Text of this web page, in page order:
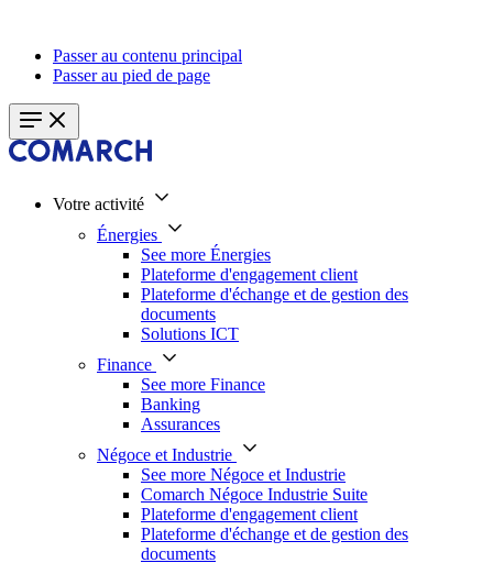
Passer au contenu principal
Passer au pied de page
Votre activité
Énergies
See more Énergies
Plateforme d'engagement client
Plateforme d'échange et de gestion des
documents
Solutions ICT
Finance
See more Finance
Banking
Assurances
Négoce et Industrie
See more Négoce et Industrie
Comarch Négoce Industrie Suite
Plateforme d'engagement client
Plateforme d'échange et de gestion des
documents